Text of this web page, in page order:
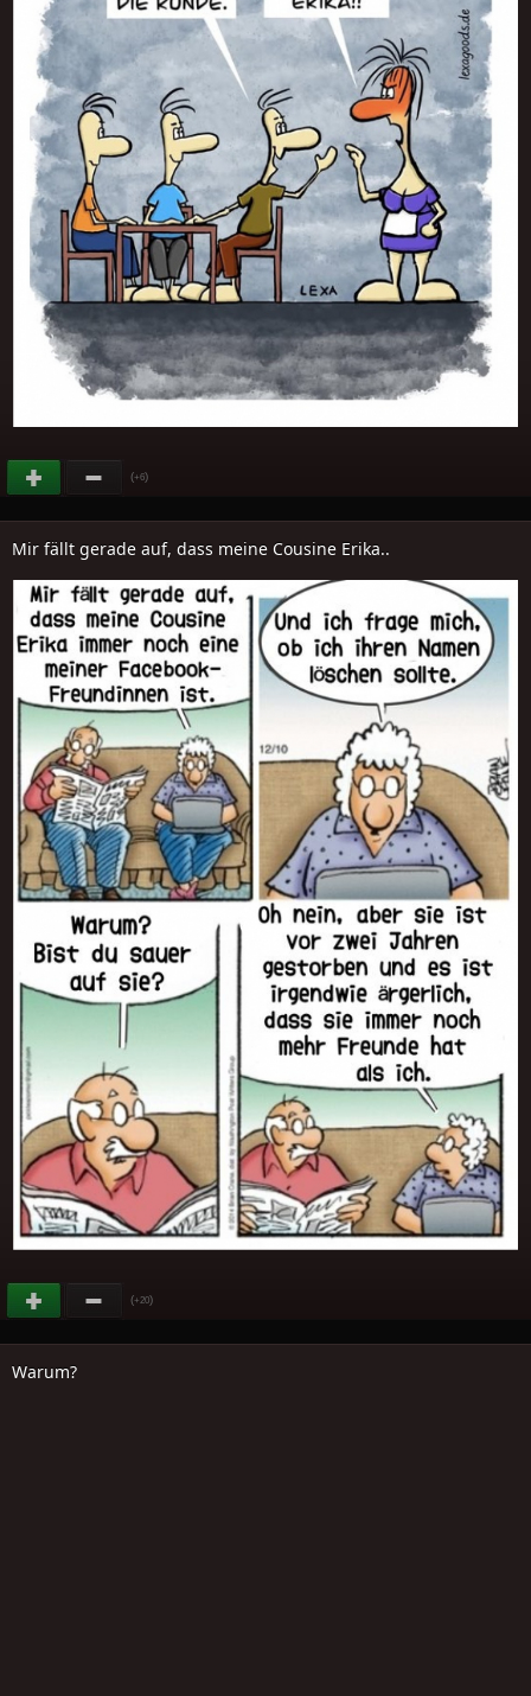
(+6)
Mir fällt gerade auf, dass meine Cousine Erika..
(+20)
Warum?